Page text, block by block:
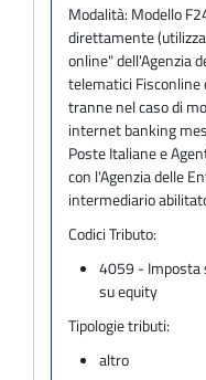
Modalità: Modello
direttamente
online" dell'Agenzia
telematici Fisconline
tranne nel caso di
internet banking
Poste Italiane e
con l'Agenzia delle
intermediario
Codici Tributo:
4059 - Imposta
su equity
Tipologie tributi:
altro